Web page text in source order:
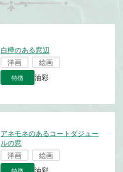
白樺のある窓辺
洋画
絵画
特徴 油彩
アネモネのあるコートダジュー
ルの窓
洋画
絵画
特徴 油彩